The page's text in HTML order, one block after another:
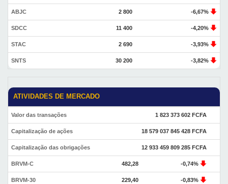
ABJC 2 800 -6,67%
SDCC 11 400 -4,20%
STAC 2 690 -3,93%
SNTS 30 200 -3,82%
ATIVIDADES DE MERCADO
Valor das transações 1 823 373 602 FCFA
Capitalização de ações 18 579 037 845 428 FCFA
Capitalização das obrigações 12 933 459 809 285 FCFA
BRVM-C 482,28 -0,74%
BRVM-30 229,40 -0,83%